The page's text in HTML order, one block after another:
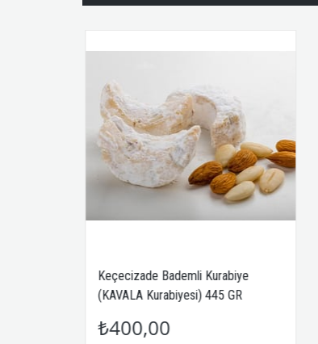
Keçecizade Bademli Kurabiye
(KAVALA Kurabiyesi) 445 GR
₺400,00
(KAVALA